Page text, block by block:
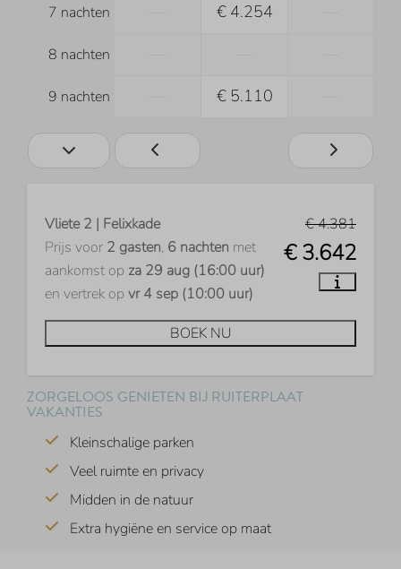
7 nachten € 4.254
8 nachten
9 nachten € 5.110
€ 4.381
€ 3.642
Vliete 2 | Felixkade
Prijs voor 2 gasten, 6 nachten met
aankomst op za 29 aug (16:00 uur)
en vertrek op vr 4 sep (10:00 uur)
BOEK NU
ZORGELOOS GENIETEN BIJ RUITERPLAAT
VAKANTIES
Kleinschalige parken
Veel ruimte en privacy
Midden in de natuur
Extra hygiëne en service op maat